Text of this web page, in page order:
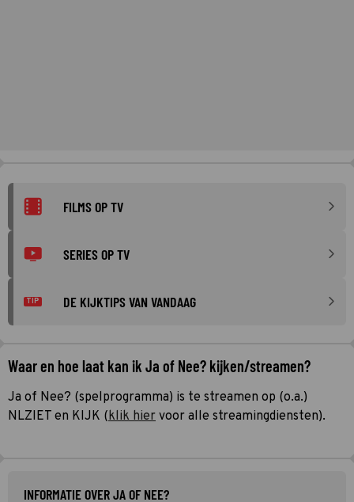
FILMS OP TV
SERIES OP TV
TIP DE KIJKTIPS VAN VANDAAG
Waar en hoe laat kan ik Ja of Nee? kijken/streamen?
Ja of Nee? (spelprogramma) is te streamen op (o.a.)
NLZIET en KIJK (klik hier voor alle streamingdiensten).
INFORMATIE OVER JA OF NEE?